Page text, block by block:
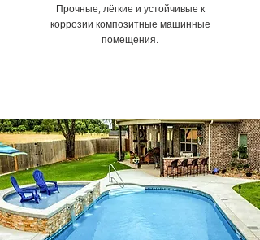
Прочные, лёгкие и устойчивые к
коррозии композитные машинные
помещения.